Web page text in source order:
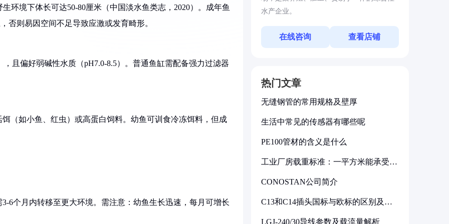
环境下体长可达50-80厘米（中国淡水鱼类志，2020）。成年鱼
否则易因空间不足导致应激或发育畸形。
且偏好弱碱性水质（pH7.0-8.5）。普通鱼缸需配备强力过滤器
（如小鱼、红虫）或高蛋白饲料。幼鱼可训食冷冻饵料，但成
6个月内转移至更大环境。需注意：幼鱼生长迅速，每月可增长
水产企业。
在线咨询 查看店铺
热门文章
无缝钢管的常用规格及壁厚
生活中常见的传感器有哪些呢
PE100管材的含义是什么
工业厂房载重标准：一平方米能承受多
CONOSTAN公司简介
C13和C14插头国标与欧标的区别及其
LGJ-240/30导线参数及载流量解析